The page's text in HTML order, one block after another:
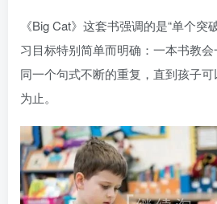
《Big Cat》这套书强调的是“单个突
习目标特别简单而明确：一本书教会
同一个句式不断的重复，直到孩子
为止。